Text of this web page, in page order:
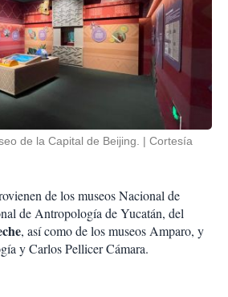
de la Capital de Beijing.
Cortesía
de los museos Nacional de
de Antropología de Yucatán, del
, así como de los museos Amparo, y
y Carlos Pellicer Cámara.